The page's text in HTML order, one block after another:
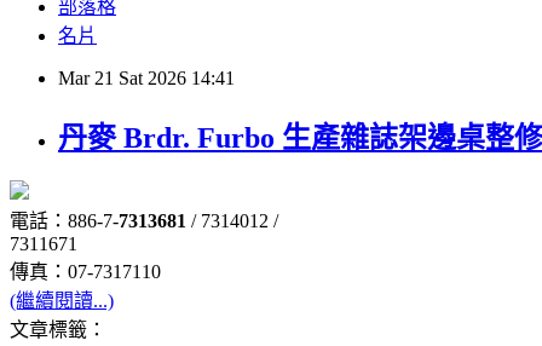
部落格
名片
Mar 21 Sat 2026 14:41
丹麥 Brdr. Furbo 生產雜誌架邊桌整
電話：886-7-7313681 / 7314012 /
7311671
傳真：07-7317110
(繼續閱讀...)
文章標籤：